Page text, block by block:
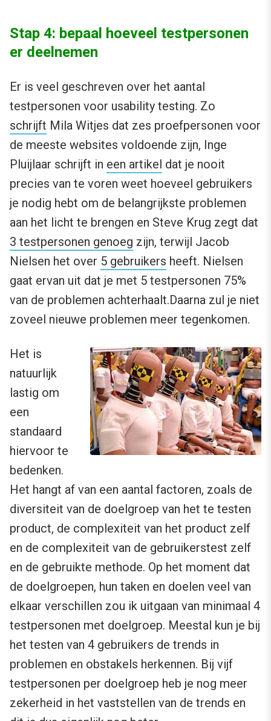
Stap 4: bepaal hoeveel testpersonen
er deelnemen
Er is veel geschreven over het aantal
testpersonen voor usability testing. Zo
schrijft Mila Witjes dat zes proefpersonen voor
de meeste websites voldoende zijn, Inge
Pluijlaar schrijft in een artikel dat je nooit
precies van te voren weet hoeveel gebruikers
je nodig hebt om de belangrijkste problemen
aan het licht te brengen en Steve Krug zegt dat
3 testpersonen genoeg zijn, terwijl Jacob
Nielsen het over 5 gebruikers heeft. Nielsen
gaat ervan uit dat je met 5 testpersonen 75%
van de problemen achterhaalt.Daarna zul je niet
zoveel nieuwe problemen meer tegenkomen.
Het is
natuurlijk
lastig om
een
standaard
hiervoor te
bedenken.
Het hangt af van een aantal factoren, zoals de
diversiteit van de doelgroep van het te testen
product, de complexiteit van het product zelf
en de complexiteit van de gebruikerstest zelf
en de gebruikte methode. Op het moment dat
de doelgroepen, hun taken en doelen veel van
elkaar verschillen zou ik uitgaan van minimaal 4
testpersonen met doelgroep. Meestal kun je bij
het testen van 4 gebruikers de trends in
problemen en obstakels herkennen. Bij vijf
testpersonen per doelgroep heb je nog meer
zekerheid in het vaststellen van de trends en